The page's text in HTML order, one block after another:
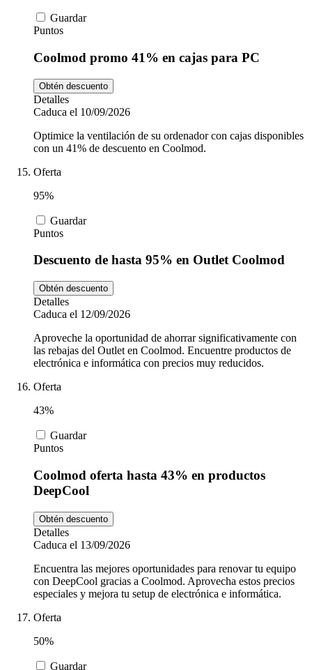
Guardar
Puntos
Coolmod promo 41% en cajas para PC
Obtén descuento
Detalles
Caduca el 10/09/2026
Optimice la ventilación de su ordenador con cajas disponibles
con un 41% de descuento en Coolmod.
Oferta
95%
Guardar
Puntos
Descuento de hasta 95% en Outlet Coolmod
Obtén descuento
Detalles
Caduca el 12/09/2026
Aproveche la oportunidad de ahorrar significativamente con
las rebajas del Outlet en Coolmod. Encuentre productos de
electrónica e informática con precios muy reducidos.
Oferta
43%
Guardar
Puntos
Coolmod oferta hasta 43% en productos
DeepCool
Obtén descuento
Detalles
Caduca el 13/09/2026
Encuentra las mejores oportunidades para renovar tu equipo
con DeepCool gracias a Coolmod. Aprovecha estos precios
especiales y mejora tu setup de electrónica e informática.
Oferta
50%
Guardar